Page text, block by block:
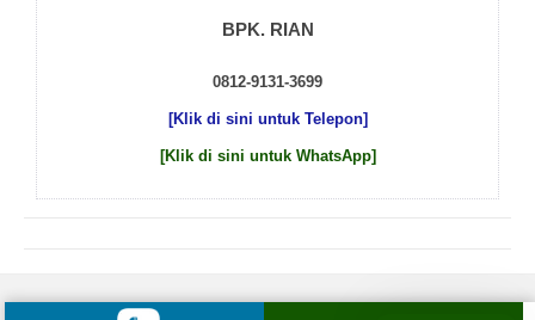
BPK. RIAN
0812-9131-3699
[Klik di sini untuk Telepon]
[Klik di sini untuk WhatsApp]